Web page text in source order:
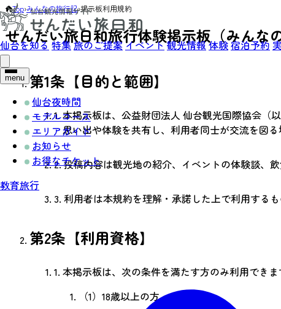
仙台を知る 特集旅のご提案 イベント観光情報体験宿泊予約
menu
仙台夜時間
モデルコース
エリアガイド
お知らせ
お得なチケット
教育旅行
Top›みんなの旅行記›掲示板利用規約
せんだい旅日和旅行体験掲示板（みんな
第1条【目的と範囲】
1.本掲示板は、公益財団法人 仙台観光国際協会（
思い出や体験を共有し、利用者同士が交流を図
2.投稿内容は観光地の紹介、イベントの体験談、
3. 利用者は本規約を理解・承諾した上で利用するも
第2条【利用資格】
1. 本掲示板は、次の条件を満たす方のみ利用できま
（1） 18歳以上の方